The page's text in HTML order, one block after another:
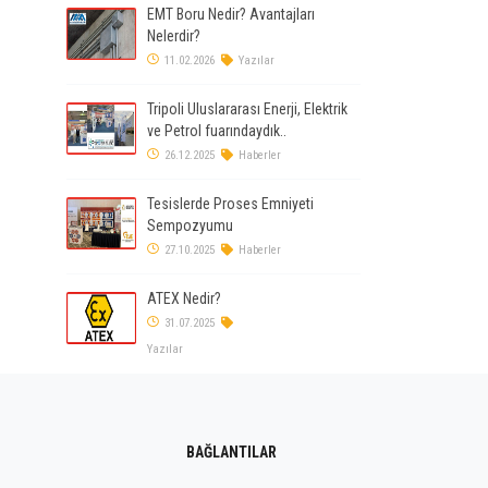
EMT Boru Nedir? Avantajları
Nelerdir?
11.02.2026 Yazılar
Tripoli Uluslararası Enerji, Elektrik
ve Petrol fuarındaydık..
26.12.2025 Haberler
Tesislerde Proses Emniyeti
Sempozyumu
27.10.2025 Haberler
ATEX Nedir?
31.07.2025
Yazılar
BAĞLANTILAR